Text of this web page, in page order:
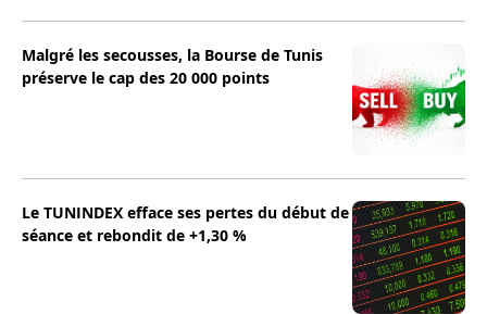
Malgré les secousses, la Bourse de Tunis
préserve le cap des 20 000 points
Le TUNINDEX efface ses pertes du début de
séance et rebondit de +1,30 %